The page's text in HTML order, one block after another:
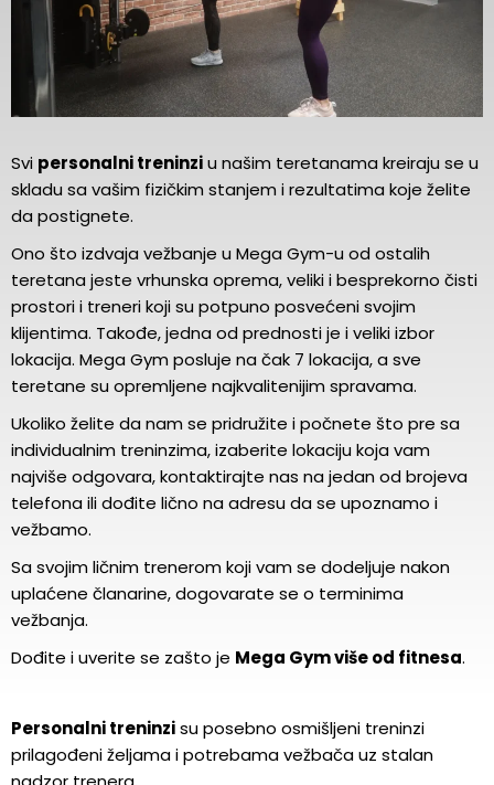
Svi personalni treninziu našim teretanama kreiraju se u
skladu sa vašim fizičkim stanjem i rezultatima koje želite
da postignete.
Ono što izdvaja vežbanje u Mega Gym-u od ostalih
teretana jeste vrhunska oprema, veliki i besprekorno čisti
prostori i treneri koji su potpuno posvećeni svojim
klijentima. Takođe, jedna od prednosti je i veliki izbor
lokacija. Mega Gym posluje na čak 7 lokacija, a sve
teretane su opremljene najkvalitenijim spravama.
Ukoliko želite da nam se pridružite i počnete što pre sa
individualnim treninzima, izaberite lokaciju koja vam
najviše odgovara, kontaktirajte nas na jedan od brojeva
telefona ili dođite lično na adresu da se upoznamo i
vežbamo.
Sa svojim ličnim trenerom koji vam se dodeljuje nakon
uplaćene članarine, dogovarate se o terminima
vežbanja.
Dođite i uverite se zašto je Mega Gym više od fitnesa.
Personalni treninzisu posebno osmišljeni treninzi
prilagođeni željama i potrebama vežbača uz stalan